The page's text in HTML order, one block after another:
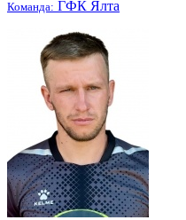
Команда: ГФК Ялта